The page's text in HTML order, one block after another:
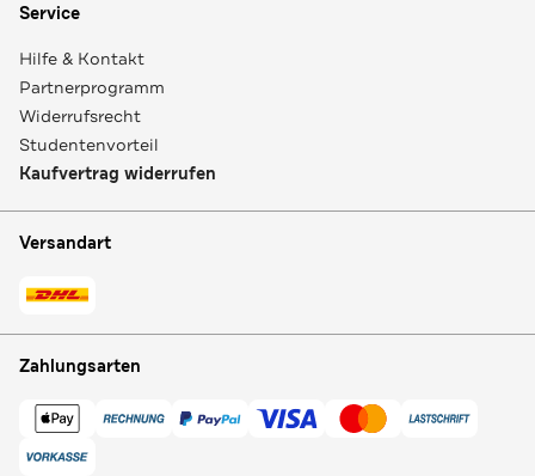
Service
Hilfe & Kontakt
Partnerprogramm
Widerrufsrecht
Studentenvorteil
Kaufvertrag widerrufen
Versandart
Zahlungsarten